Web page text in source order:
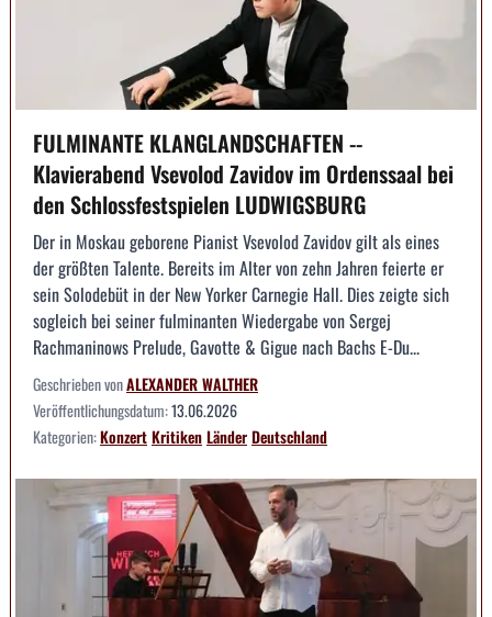
FULMINANTE KLANGLANDSCHAFTEN --
Klavierabend Vsevolod Zavidov im Ordenssaal bei
den Schlossfestspielen LUDWIGSBURG
Der in Moskau geborene Pianist Vsevolod Zavidov gilt als eines
der größten Talente. Bereits im Alter von zehn Jahren feierte er
sein Solodebüt in der New Yorker Carnegie Hall. Dies zeigte sich
sogleich bei seiner fulminanten Wiedergabe von Sergej
Rachmaninows Prelude, Gavotte & Gigue nach Bachs E-Du...
Geschrieben vonALEXANDER WALTHER
Veröffentlichungsdatum:13.06.2026
Kategorien:KonzertKritikenLänderDeutschland